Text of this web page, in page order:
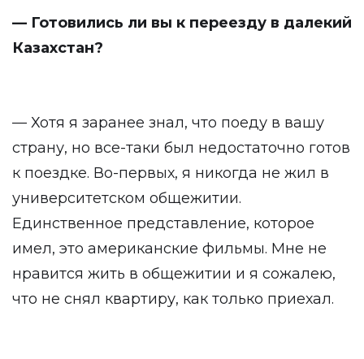
— Готовились ли вы к переезду в далекий
Казахстан?
— Хотя я заранее знал, что поеду в вашу
страну, но все-таки был недостаточно готов
к поездке. Во-первых, я никогда не жил в
университетском общежитии.
Единственное представление, которое
имел, это американские фильмы. Мне не
нравится жить в общежитии и я сожалею,
что не снял квартиру, как только приехал.